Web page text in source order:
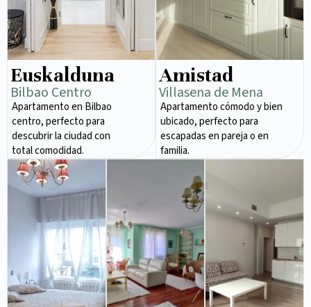
Euskalduna
Bilbao Centro
Apartamento en Bilbao
centro, perfecto para
descubrir la ciudad con
total comodidad.
Amistad
Villasena de Mena
Apartamento cómodo y bien
ubicado, perfecto para
escapadas en pareja o en
familia.